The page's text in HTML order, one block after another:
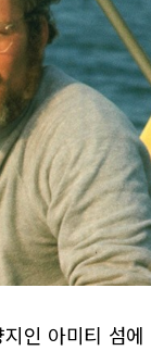
인 아미티 섬에